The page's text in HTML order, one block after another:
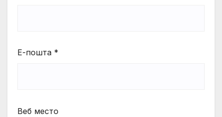
Е-пошта *
Веб место